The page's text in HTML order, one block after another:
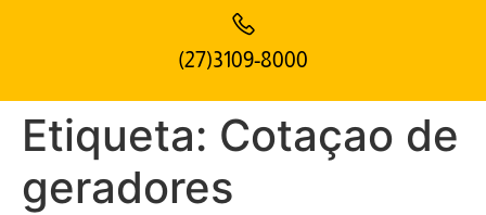
(27)3109-8000
Etiqueta: Cotaçao de
geradores